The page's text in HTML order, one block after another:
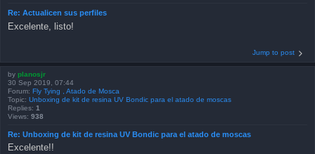
Re: Actualicen sus perfiles
Excelente, listo!
Jump to post
by planosjr
30 Sep 2019, 07:44
Forum: Fly Tying , Atado de Mosca
Topic: Unboxing de kit de resina UV Bondic para el atado de moscas
Replies: 1
Views: 938
Re: Unboxing de kit de resina UV Bondic para el atado de moscas
Excelente!!